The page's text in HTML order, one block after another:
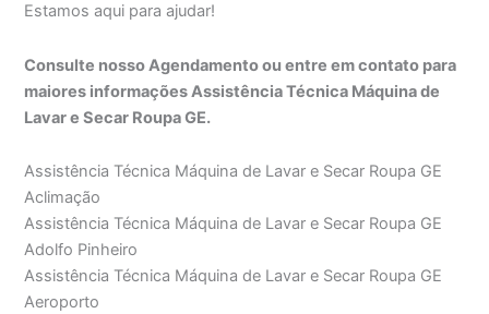
Estamos aqui para ajudar!
Consulte nosso Agendamento ou entre em contato para
maiores informações Assistência Técnica Máquina de
Lavar e Secar Roupa GE.
Assistência Técnica Máquina de Lavar e Secar Roupa GE
Aclimação
Assistência Técnica Máquina de Lavar e Secar Roupa GE
Adolfo Pinheiro
Assistência Técnica Máquina de Lavar e Secar Roupa GE
Aeroporto